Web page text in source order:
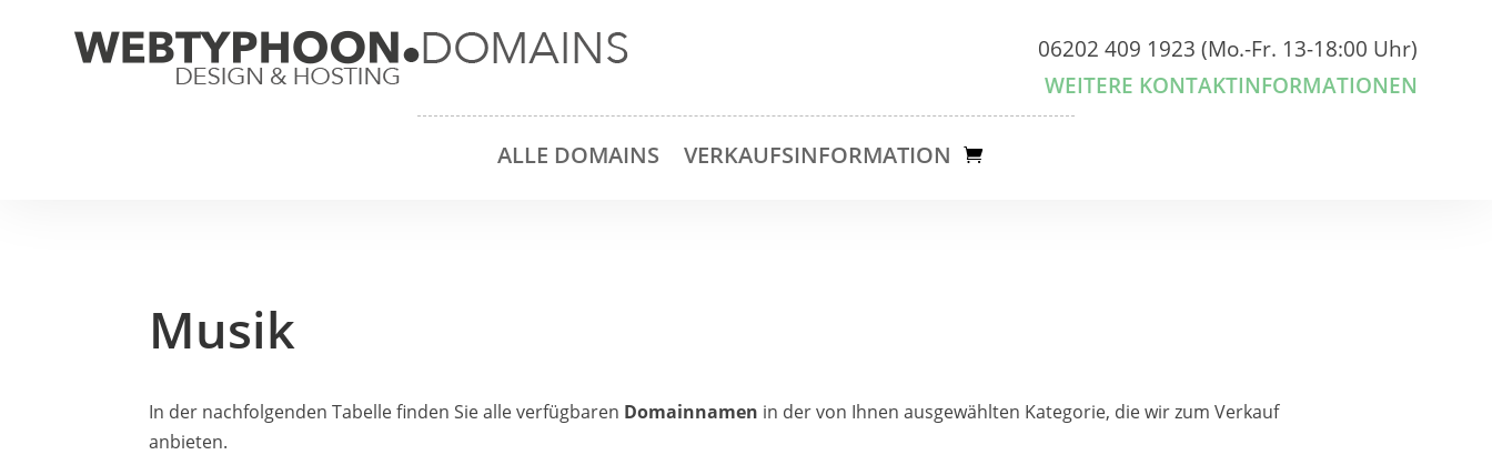
06202 409 1923 (Mo.-Fr. 13-18:00 Uhr)
WEITERE KONTAKTINFORMATIONEN
ALLE DOMAINS VERKAUFSINFORMATION
Musik
In der nachfolgenden Tabelle finden Sie alle verfügbaren Domainnamen in der von Ihnen ausgewählten Kategorie, die wir zum Verkauf
anbieten.